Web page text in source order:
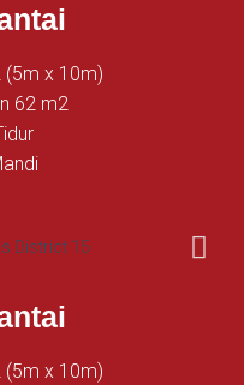
(5m x 10m)
62 m2
(5m x 10m)